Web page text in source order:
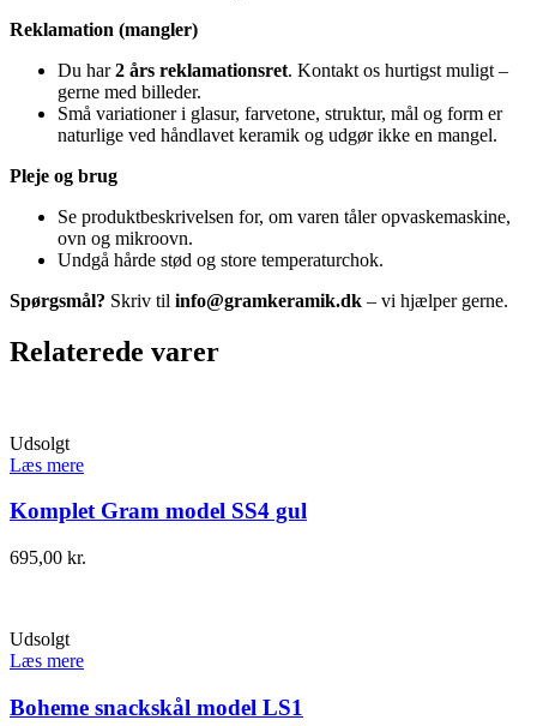
Reklamation (mangler)
Du har2 års reklamationsret. Kontakt os hurtigst muligt –
gerne med billeder.
Små variationer i glasur, farvetone, struktur, mål og form er
naturlige ved håndlavet keramik og udgør ikke en mangel.
Pleje og brug
Se produktbeskrivelsen for, om varen tåler opvaskemaskine,
ovn og mikroovn.
Undgå hårde stød og store temperaturchok.
Spørgsmål? Skriv til info@gramkeramik.dk – vi hjælper gerne.
Relaterede varer
Udsolgt
Læs mere
Komplet Gram model SS4 gul
695,00 kr.
Udsolgt
Læs mere
Boheme snackskål model LS1